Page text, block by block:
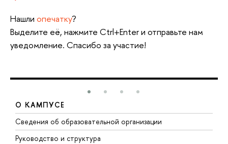
Нашли опечатку?
Выделите её, нажмите Ctrl+Enter и отправьте нам
уведомление. Спасибо за участие!
О КАМПУСЕ
Сведения об образовательной организации
Руководство и структура